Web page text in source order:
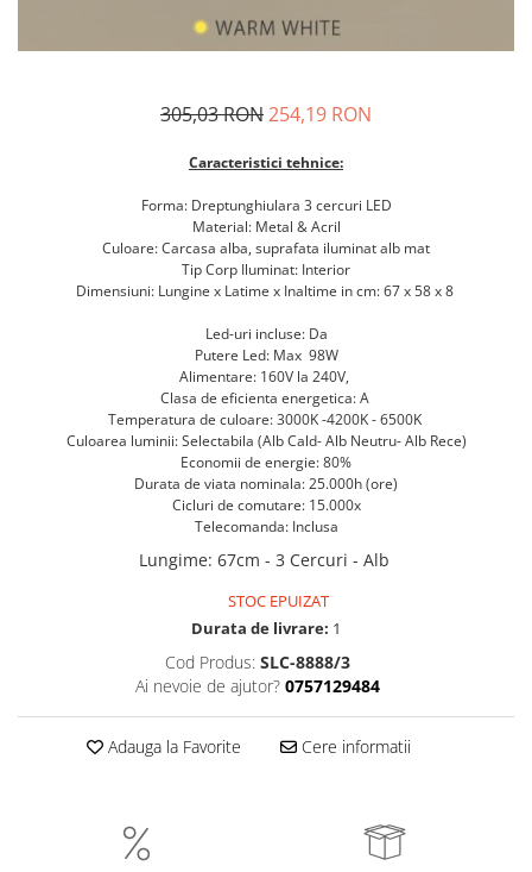
305,03 RON254,19 RON
Caracteristici tehnice:
Forma: Dreptunghiulara 3 cercuri LED
Material: Metal & Acril
Culoare: Carcasa alba, suprafata iluminat alb mat
Tip Corp Iluminat: Interior
Dimensiuni: Lungine x Latime x Inaltime in cm: 67 x 58 x 8
Led-uri incluse: Da
Putere Led: Max 98W
Alimentare: 160V la 240V,
Clasa de eficienta energetica: A
Temperatura de culoare: 3000K -4200K - 6500K
Culoarea luminii: Selectabila (Alb Cald- Alb Neutru- Alb Rece)
Economii de energie: 80%
Durata de viata nominala: 25.000h (ore)
Cicluri de comutare: 15.000x
Telecomanda: Inclusa
Lungime: 67cm - 3 Cercuri - Alb
STOC EPUIZAT
Durata de livrare: 1
Cod Produs: SLC-8888/3
Ai nevoie de ajutor? 0757129484
Adauga la Favorite Cere informatii